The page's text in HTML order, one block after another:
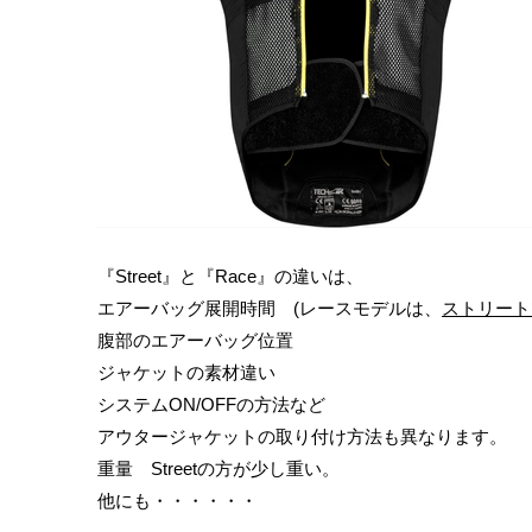
『Street』と『Race』の違いは、
エアーバッグ展開時間 (レースモデルは、
ストリー
腹部のエアーバッグ位置
ジャケットの素材違い
システムON/OFFの方法など
アウタージャケットの取り付け方法も異なります。
重量 Streetの方が少し重い。
他にも・・・・・・